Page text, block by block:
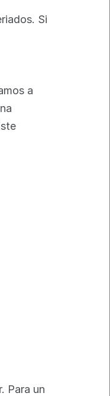
Si
a
Para un